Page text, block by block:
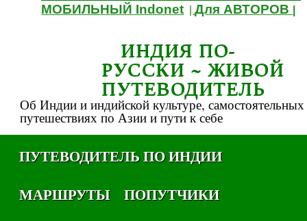
МОБИЛЬНЫЙ Indonet |Для АВТОРОВ
ИНДИЯ ПО-
РУССКИ ~ ЖИВОЙ
ПУТЕВОДИТЕЛЬ
Об Индии и индийской культуре, самостоятельных
путешествиях по Азии и пути к себе
ПУТЕВОДИТЕЛЬ ПО ИНДИИ
МАРШРУТЫ
ПОПУТЧИКИ